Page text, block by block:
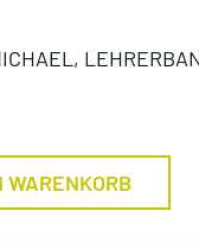
WARENKORB